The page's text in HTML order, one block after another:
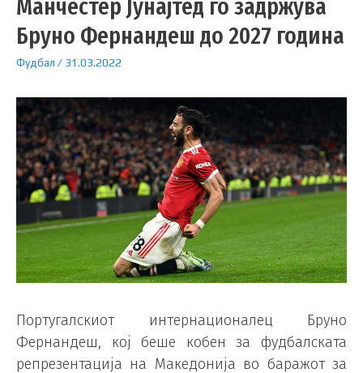
Манчестер Јунајтед го задржува
Бруно Фернандеш до 2027 година
Фудбал / 31.03.2022
Португалскиот интернационалец Бруно
Фернандеш, кој беше кобен за фудбалската
репрезентација на Македонија во баражот за